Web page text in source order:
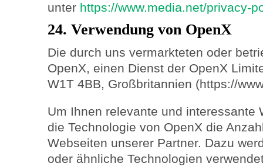
unter https://www.media.net/privacy-
24. Verwendung von OpenX
Die durch uns vermarkteten oder
OpenX, einen Dienst der OpenX
W1T 4BB, Großbritannien (https://
Um Ihnen relevante und interessante
die Technologie von OpenX die
Webseiten unserer Partner. Dazu
oder ähnliche Technologien